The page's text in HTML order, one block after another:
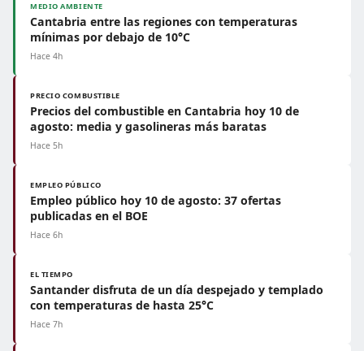
MEDIO AMBIENTE
Cantabria entre las regiones con temperaturas
mínimas por debajo de 10°C
Hace 4h
PRECIO COMBUSTIBLE
Precios del combustible en Cantabria hoy 10 de
agosto: media y gasolineras más baratas
Hace 5h
EMPLEO PÚBLICO
Empleo público hoy 10 de agosto: 37 ofertas
publicadas en el BOE
Hace 6h
EL TIEMPO
Santander disfruta de un día despejado y templado
con temperaturas de hasta 25°C
Hace 7h